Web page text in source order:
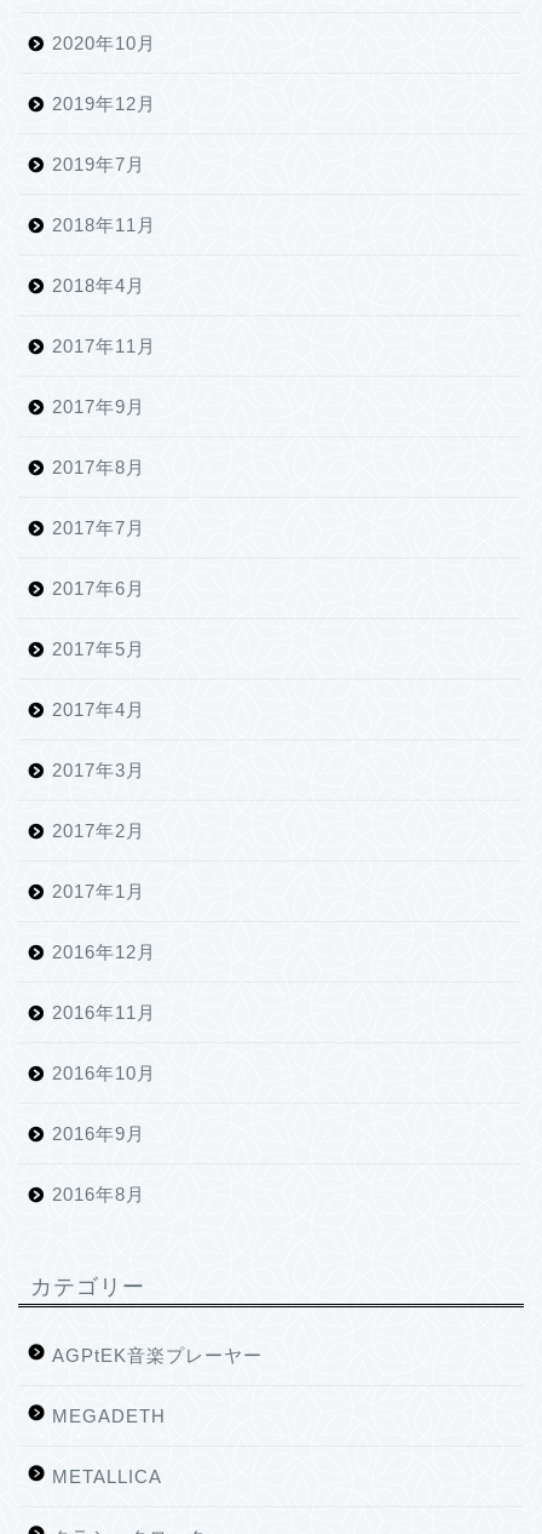
2020年10月
2019年12月
2019年7月
2018年11月
2018年4月
2017年11月
2017年9月
2017年8月
2017年7月
2017年6月
2017年5月
2017年4月
2017年3月
2017年2月
2017年1月
2016年12月
2016年11月
2016年10月
2016年9月
2016年8月
カテゴリー
AGPtEK音楽プレーヤー
MEGADETH
METALLICA